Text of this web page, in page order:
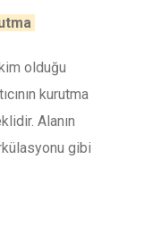
olduğu
kurutma
Alanın
gibi